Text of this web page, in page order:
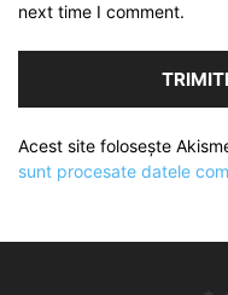
next time I comment.
Acest site folosește
sunt procesate datele